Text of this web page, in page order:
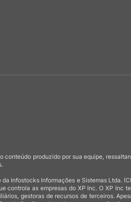
produzido por sua equipe,
Infostocks Informações e Sistemas
controla as empresas do XP Inc. O XP
gestoras de recursos de terceiros.